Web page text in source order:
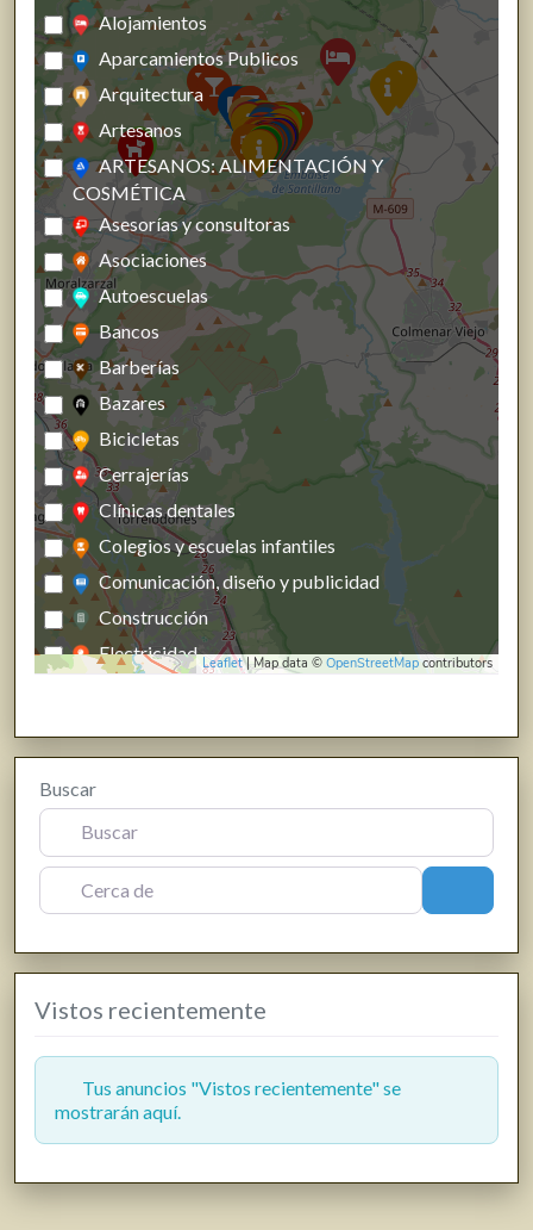
Leaflet| Map data © OpenStreetMap contributors
Alojamientos
Aparcamientos Publicos
Arquitectura
Artesanos
ARTESANOS: ALIMENTACIÓN Y
COSMÉTICA
Asesorías y consultoras
Asociaciones
Autoescuelas
Bancos
Barberías
Bazares
Bicicletas
Cerrajerías
Clínicas dentales
Colegios y escuelas infantiles
Comunicación, diseño y publicidad
Construcción
Electricidad
Farmacias, parafarmacias y herbolarios
Ferreterías
Fisioterapia
Floristerías
Fotografía y producción audiovisual
Gasóleo
Gasolineras
Hostelería y restauración
Informática y telecomunicaciones
Jardinería y viveros
Buscar
Cerca de
Vistos recientemente
Tus anuncios "Vistos recientemente" se
mostrarán aquí.